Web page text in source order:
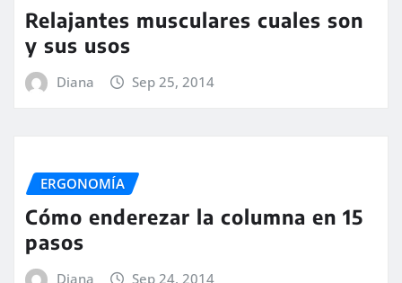
Relajantes musculares cuales son
y sus usos
Diana Sep 25, 2014
ERGONOMÍA
Cómo enderezar la columna en 15
pasos
Diana Sep 24, 2014